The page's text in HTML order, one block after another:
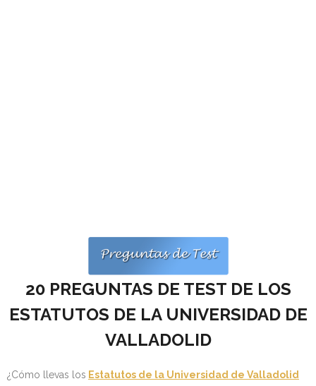
- OPOSICIÓN Tramitación procesal y Administrativa –
- OPOSICIÓN Auxiliar Administrativo del Estado - 2024
20 PREGUNTAS DE TEST DE LOS
ESTATUTOS DE LA UNIVERSIDAD DE
VALLADOLID
¿Cómo llevas los Estatutos de la Universidad de Valladolid